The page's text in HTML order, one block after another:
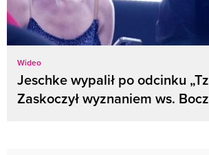
Wideo
Jeschke wypalił po odcinku
Zaskoczył wyznaniem ws.